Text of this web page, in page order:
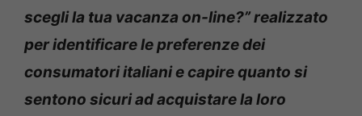
scegli la tua vacanza on-line?” realizzato
per identificare le preferenze dei
consumatori italiani e capire quanto si
sentono sicuri ad acquistare la loro